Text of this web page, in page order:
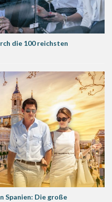
die 100 reichsten
Spanien: Die große